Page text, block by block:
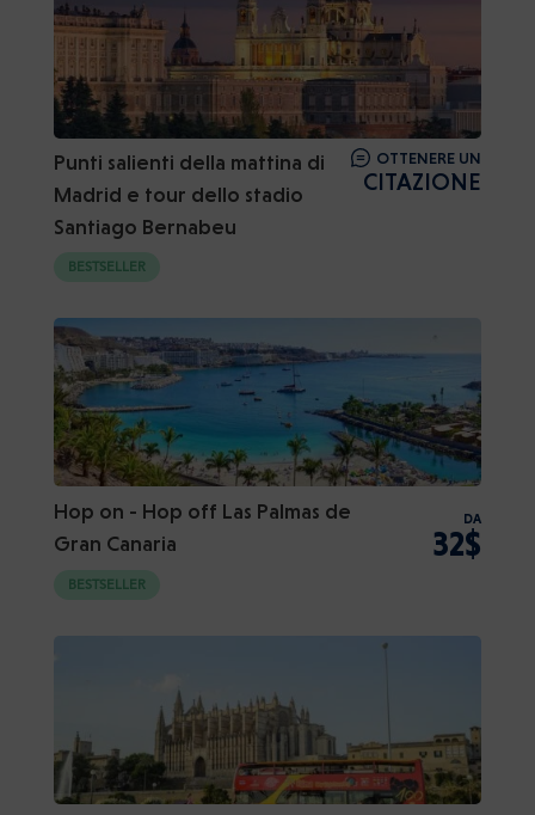
Punti salienti della mattina di
Madrid e tour dello stadio
Santiago Bernabeu
OTTENERE UN
CITAZIONE
BESTSELLER
Hop on - Hop off Las Palmas de
Gran Canaria
DA
32$
BESTSELLER